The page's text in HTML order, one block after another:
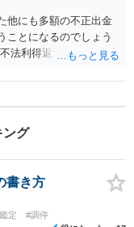
他にも多額の不正出金
ことになるのでしょう
法利得返還請求（民法
が管理（占有）を任さ
、刑事上の罪が認め
産に含むのかの別等に
。 また、相続案件
かにより、結論が変
ング
書き方
定 #調停